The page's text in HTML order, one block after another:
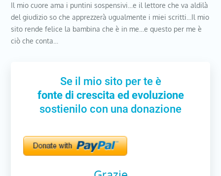
Il mio cuore ama i puntini sospensivi…e il lettore che va aldilà
del giudizio so che apprezzerà ugualmente i miei scritti…Il mio
sito rende felice la bambina che è in me…e questo per me è
ciò che conta…
Se il mio sito per te è
fonte di crescita ed evoluzione
sostienilo con una donazione